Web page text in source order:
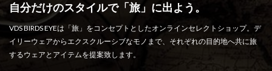
自分だけのスタイルで「旅」に出よう。
VDS BIRDS EYEは「旅」をコンセプトとしたオンラインセレクトショップ。デ
イリーウェアからエクスクルーシブなモノまで、それぞれの目的地へ共に旅
するウェアとアイテムを提案致します。